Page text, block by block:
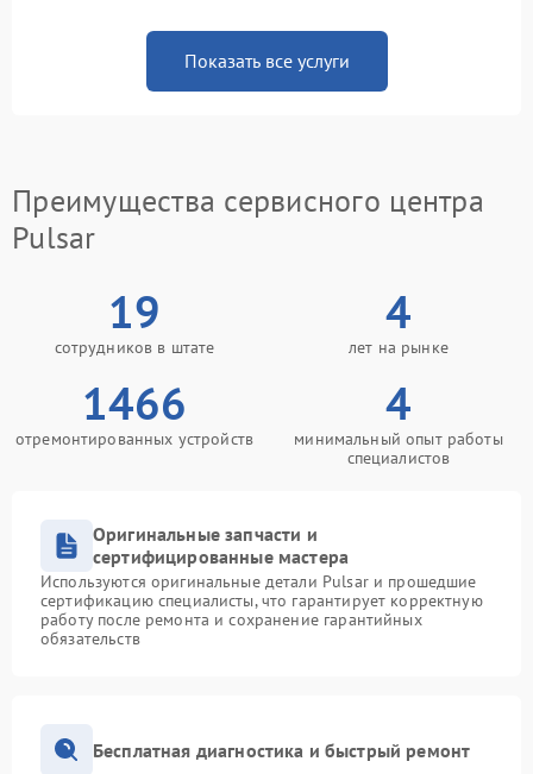
Показать все услуги
Преимущества сервисного центра
Pulsar
19
сотрудников в штате
4
лет на рынке
1466
отремонтированных устройств
4
минимальный опыт работы
специалистов
Оригинальные запчасти и
сертифицированные мастера
Используются оригинальные детали Pulsar и прошедшие
сертификацию специалисты, что гарантирует корректную
работу после ремонта и сохранение гарантийных
обязательств
Бесплатная диагностика и быстрый ремонт